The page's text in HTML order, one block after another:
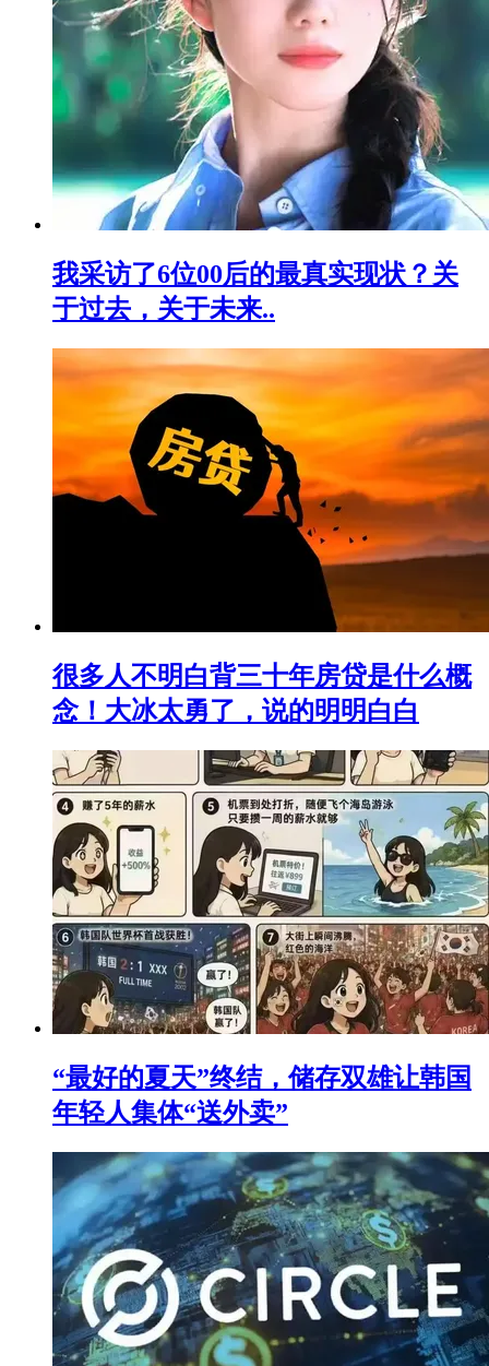
我采访了6位00后的最真实现状？关
于过去，关于未来..
很多人不明白背三十年房贷是什么概
念！大冰太勇了，说的明明白白
“最好的夏天”终结，储存双雄让韩国
年轻人集体“送外卖”